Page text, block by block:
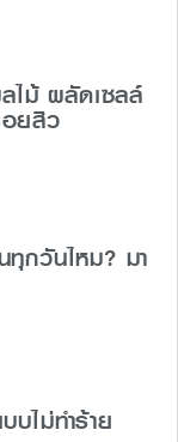
ม้ ผลัดเซลล์
ยสิว
กวันไหม? มา
บไม่ทำร้าย